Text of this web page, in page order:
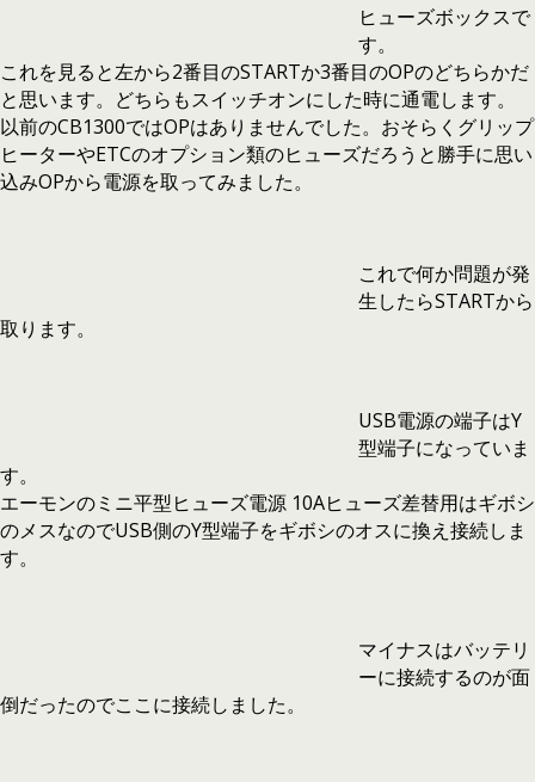
ヒューズボックスで
す。
これを見ると左から2番目のSTARTか3番目のOPのどちらかだ
と思います。どちらもスイッチオンにした時に通電します。
以前のCB1300ではOPはありませんでした。おそらくグリップ
ヒーターやETCのオプション類のヒューズだろうと勝手に思い
込みOPから電源を取ってみました。
これで何か問題が発
生したらSTARTから
取ります。
USB電源の端子はY
型端子になっていま
す。
エーモンのミニ平型ヒューズ電源 10Aヒューズ差替用はギボシ
のメスなのでUSB側のY型端子をギボシのオスに換え接続しま
す。
マイナスはバッテリ
ーに接続するのが面
倒だったのでここに接続しました。